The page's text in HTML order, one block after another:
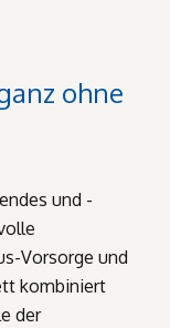
ohne
und -
Vorsorge und
kombiniert
der